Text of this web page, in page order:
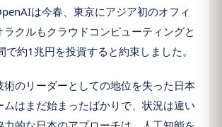
は今春、東京にアジア初のオフィ
ラクルもクラウドコンピューティングと
約1兆円を投資すると約束しました。
術のリーダーとしての地位を失った日本
ムはまだ始まったばかりで、状況は違い